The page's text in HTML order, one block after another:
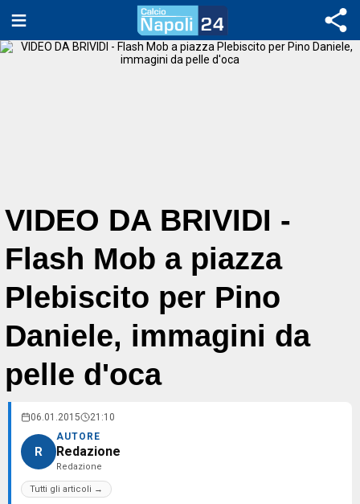
VIDEO DA BRIVIDI -
Flash Mob a piazza
Plebiscito per Pino
Daniele, immagini da
pelle d'oca
06.01.2015 21:10
R
AUTORE
Redazione
Redazione
Tutti gli articoli →